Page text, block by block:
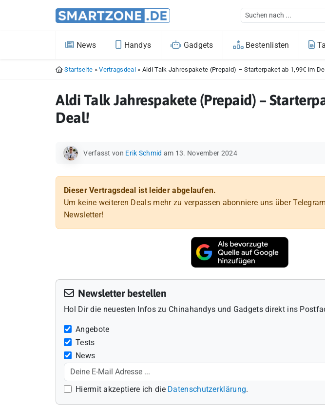
News Handys Gadgets Bestenlisten
Startseite »Vertragsdeal » Aldi Talk Jahrespakete (Prepaid) – Starterpaket ab 1,99€ im
Aldi Talk Jahrespakete (Prepaid) –
Deal!
Verfasst von Erik Schmid am 13. November 2024
Dieser Vertragsdeal ist leider abgelaufen.
Um keine weiteren Deals mehr zu verpassen abonniere uns über
Newsletter!
Newsletter bestellen
Hol Dir die neuesten Infos zu Chinahandys und Gadgets direkt ins
Angebote
Tests
News
Hiermit akzeptiere ich die Datenschutzerklärung.